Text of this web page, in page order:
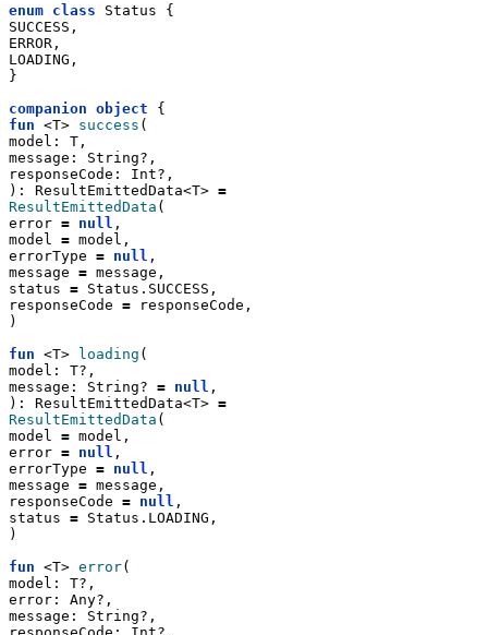
enum class Status {
SUCCESS,
ERROR,
LOADING,
}
companion object {
fun <T> success (
model: T,
message: String?,
responseCode: Int?,
): ResultEmittedData<T> =
ResultEmittedData (
error = null ,
model = model,
errorType = null ,
message = message,
status = Status.SUCCESS,
responseCode = responseCode,
)
fun <T> loading (
model: T?,
message: String? = null ,
): ResultEmittedData<T> =
ResultEmittedData (
model = model,
error = null ,
errorType = null ,
message = message,
responseCode = null ,
status = Status.LOADING,
)
fun <T> error(
model: T?,
error: Any?,
message: String?,
responseCode: Int?,